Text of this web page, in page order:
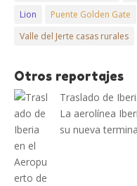
Lion
Puente Golden Gate
Valle del Jerte casas rurales
Otros reportajes
Traslado de
La aerolínea
su nueva